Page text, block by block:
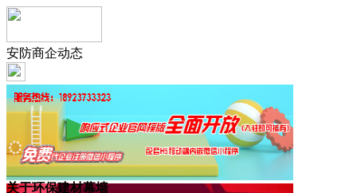
安防商企动态
关于环保建材幕墙